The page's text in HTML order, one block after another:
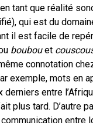
tant que réalité
qui est du
il est facile de
boubouet
connotation
exemple, mots en
entre
plus tard. D’autre
entre